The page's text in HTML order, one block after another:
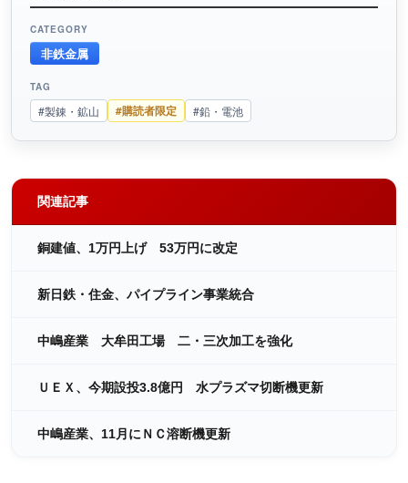
CATEGORY
非鉄金属
TAG
#製錬・鉱山 #購読者限定 #鉛・電池
関連記事
銅建値、1万円上げ 53万円に改定
新日鉄・住金、パイプライン事業統合
中嶋産業 大牟田工場 二・三次加工を強化
ＵＥＸ、今期設投3.8億円 水プラズマ切断機更新
中嶋産業、11月にＮＣ溶断機更新